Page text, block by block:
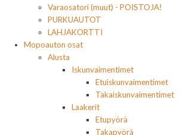
Varaosatori (muut) - POISTOJA!
PURKUAUTOT
LAHJAKORTTI
Mopoauton osat
Alusta
Iskunvaimentimet
Etuiskunvaimentimet
Takaiskunvaimentimet
Laakerit
Etupyörä
Takapyörä